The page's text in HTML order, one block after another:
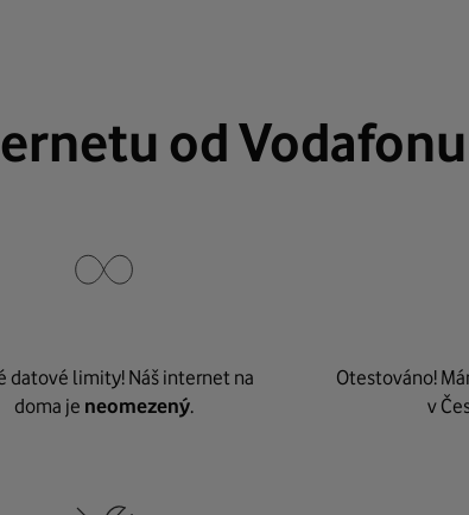
od Vodafonu
datové limity! Náš internet na
doma je neomezený.
Otestováno!
v